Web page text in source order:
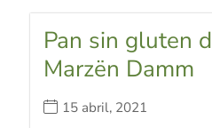
Pan sin gluten
Marzën Damm
15 abril, 2021